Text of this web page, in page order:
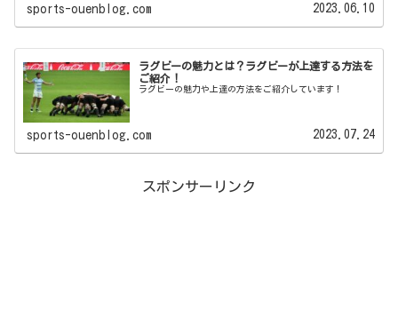
sports-ouenblog.com 2023.06.10
ラグビーの魅力とは？ラグビーが上達する方法を
ご紹介！
ラグビーの魅力や上達の方法をご紹介しています！
sports-ouenblog.com 2023.07.24
スポンサーリンク